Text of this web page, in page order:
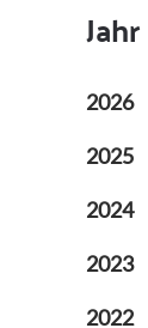
Jahr
2026
2025
2024
2023
2022